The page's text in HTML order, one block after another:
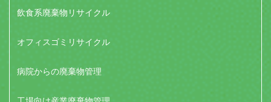
飲食系廃棄物リサイクル
オフィスゴミリサイクル
病院からの廃棄物管理